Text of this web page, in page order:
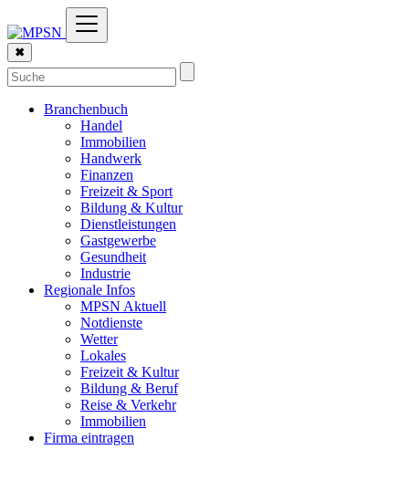
✖
Branchenbuch
Handel
Immobilien
Handwerk
Finanzen
Freizeit & Sport
Bildung & Kultur
Dienstleistungen
Gastgewerbe
Gesundheit
Industrie
Regionale Infos
MPSN Aktuell
Notdienste
Wetter
Lokales
Freizeit & Kultur
Bildung & Beruf
Reise & Verkehr
Immobilien
Firma eintragen